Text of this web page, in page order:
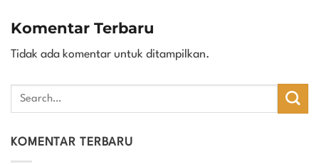
Komentar Terbaru
Tidak ada komentar untuk ditampilkan.
KOMENTAR TERBARU